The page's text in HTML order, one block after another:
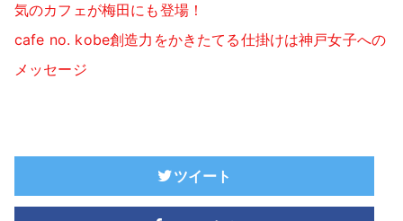
気のカフェが梅田にも登場！
cafe no. kobe創造力をかきたてる仕掛けは神戸女子への
メッセージ
ツイート